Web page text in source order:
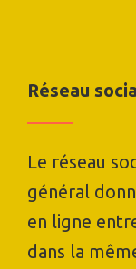
Réseau
Le réseau
général
en ligne
dans la